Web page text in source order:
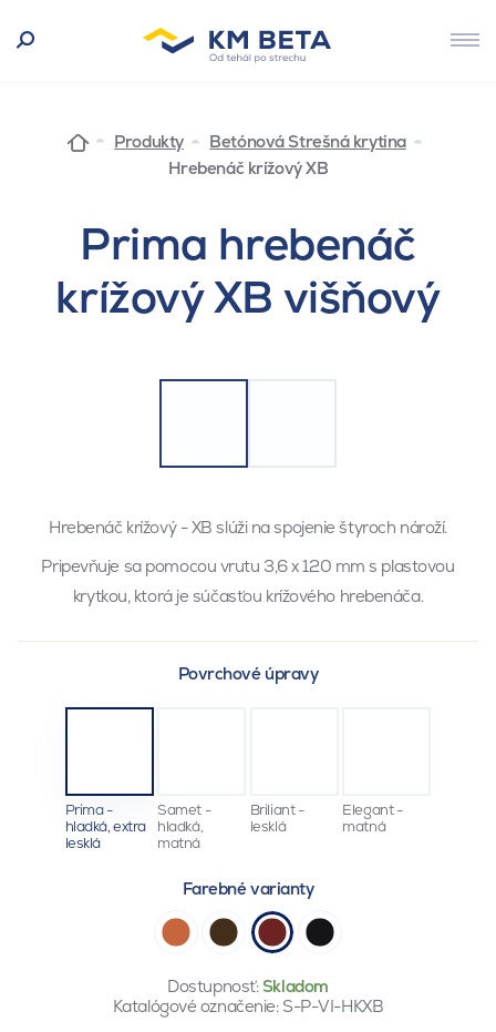
Produkty
Betónová Strešná krytina
Hrebenáč krížový XB
Prima hrebenáč
krížový XB višňový
Hrebenáč krížový - XB slúži na spojenie štyroch nároží.
Pripevňuje sa pomocou vrutu 3,6 x 120 mm s plastovou
krytkou, ktorá je súčasťou krížového hrebenáča.
Povrchové úpravy
Prima -
hladká, extra
lesklá
Samet -
hladká,
matná
Briliant -
lesklá
Elegant -
matná
Farebné varianty
Dostupnosť:Skladom
Katalógové označenie: S-P-VI-HKXB